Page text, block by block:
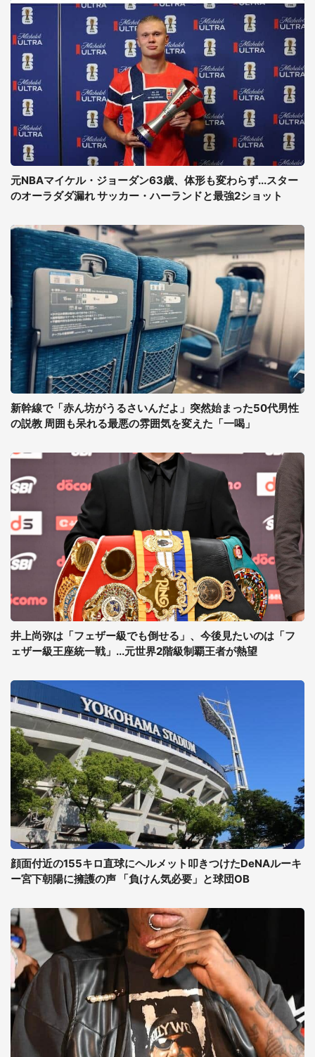
元NBAマイケル・ジョーダン63歳、体形も変わらず...スター
のオーラダダ漏れ サッカー・ハーランドと最強2ショット
新幹線で「赤ん坊がうるさいんだよ」突然始まった50代男性
の説教 周囲も呆れる最悪の雰囲気を変えた「一喝」
井上尚弥は「フェザー級でも倒せる」、今後見たいのは「フ
ェザー級王座統一戦」...元世界2階級制覇王者が熱望
顔面付近の155キロ直球にヘルメット叩きつけたDeNAルーキ
ー宮下朝陽に擁護の声 「負けん気必要」と球団OB